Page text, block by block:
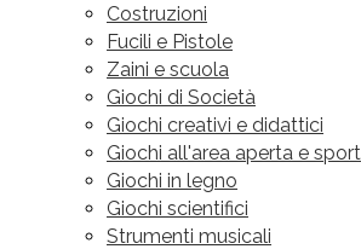
Costruzioni
Fucili e Pistole
Zaini e scuola
Giochi di Società
Giochi creativi e didattici
Giochi all'area aperta e sport
Giochi in legno
Giochi scientifici
Strumenti musicali